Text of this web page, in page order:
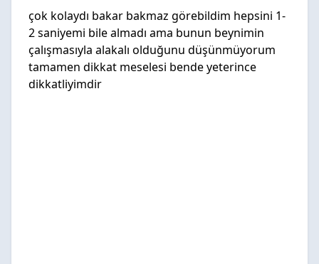
çok kolaydı bakar bakmaz görebildim hepsini 1-
2 saniyemi bile almadı ama bunun beynimin
çalışmasıyla alakalı olduğunu düşünmüyorum
tamamen dikkat meselesi bende yeterince
dikkatliyimdir